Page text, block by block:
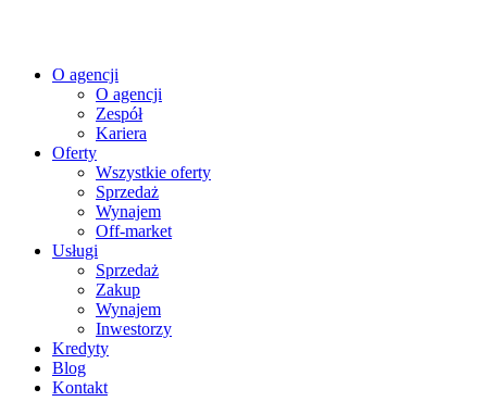
O agencji
O agencji
Zespół
Kariera
Oferty
Wszystkie oferty
Sprzedaż
Wynajem
Off-market
Usługi
Sprzedaż
Zakup
Wynajem
Inwestorzy
Kredyty
Blog
Kontakt